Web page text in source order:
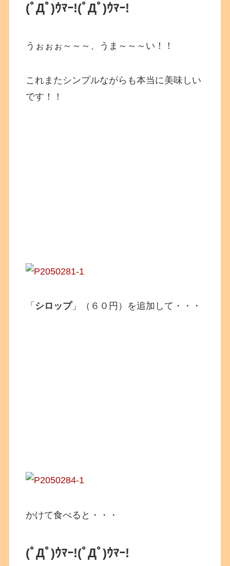
(ﾟДﾟ)ｳﾏｰ!(ﾟДﾟ)ｳﾏｰ!
うぉぉぉ～～～、うま～～～い！！
これまたシンプルながらも本当に美味しい
です！！
「 シロップ」（６０円）を追加して・・・
かけて食べると・・・
(ﾟДﾟ)ｳﾏｰ!(ﾟДﾟ)ｳﾏｰ!